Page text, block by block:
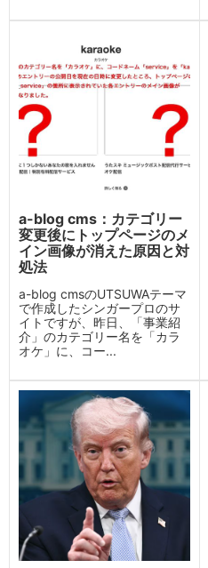
a-blog cms：カテゴリー
変更後にトップページのメ
イン画像が消えた原因と対
処法
a-blog cmsのUTSUWAテーマ
で作成したシンガープロのサ
イトですが、昨日、「事業紹
介」のカテゴリー名を「カラ
オケ」に、コー...